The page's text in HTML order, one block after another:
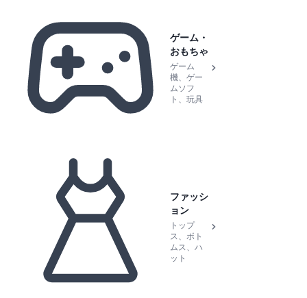
ゲーム・
おもちゃ
ゲーム
機、ゲー
ムソフ
ト、玩具
ファッシ
ョン
トップ
ス、ボト
ムス、ハ
ット